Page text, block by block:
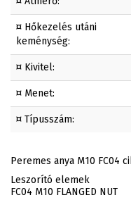
¤ Hőkezelés utáni
keménység:
¤ Kivitel:
¤ Menet:
¤ Típusszám:
Peremes anya M10 FC04
Leszorító elemek
FC04 M10 FLANGED NUT